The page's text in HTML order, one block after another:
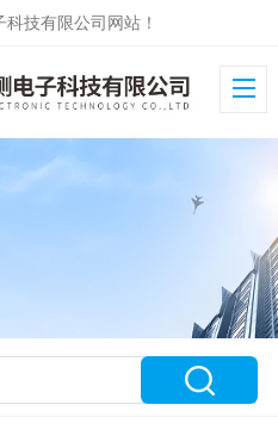
技有限公司网站！